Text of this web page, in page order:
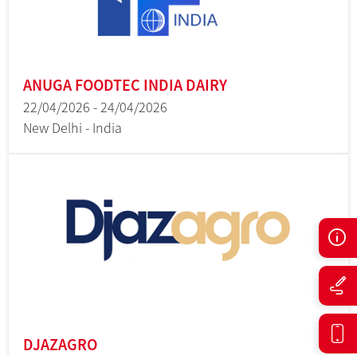
ANUGA FOODTEC INDIA DAIRY
22/04/2026 - 24/04/2026
New Delhi - India
DJAZAGRO